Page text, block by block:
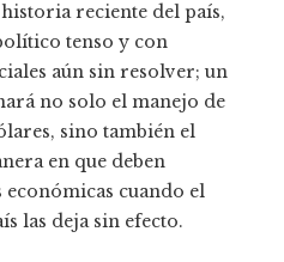
reciente del país,
tenso y con
aún sin resolver; un
no solo el manejo de
sino también el
en que deben
cuando el
las deja sin efecto.